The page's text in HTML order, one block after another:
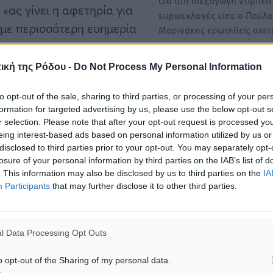
της Ρόδου - Do Not Process My Personal Information
opt-out of the sale, sharing to third parties, or processing of your
for targeted advertising by us, please use the below opt-out
selection. Please note that after your opt-out request is processed
interest-based ads based on personal information utilized by us
to third parties prior to your opt-out. You may separately
of your personal information by third parties on the IAB’s list of
This information may also be disclosed by us to third parties on the
Participants that may further disclose it to other third parties.
Data Processing Opt Outs
opt-out of the Sharing of my personal data.
γίνει η αφετηρία για
περισσότερη ευημερία
αδυνατούν
ένα γεμάτο
και σχέδιο για να
νοικοκυριών και της
δύναμη του
προσθέτει.
υποχρέωση «να
μας με τα πιο
στο παρελθόν,
ένα άλλο υπόδειγμα
ευρωεκλογές είπε ο
Μαρινάκης ερωτηθείς
στην…
μεγαλύτερη γιορτή της
Ορθοδοξίας, είναι η ίδια η
επιβεβαίωση πως η
είναι…
Στο μήνυμα του για το
Περιφερειάρχης Νοτίου
και πρόεδρος…